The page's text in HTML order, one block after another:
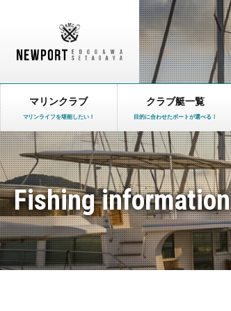
マリンクラブ
マリンライフを堪能したい！
クラブ艇一覧
目的に合わせたボートが選べる！
Fishing information